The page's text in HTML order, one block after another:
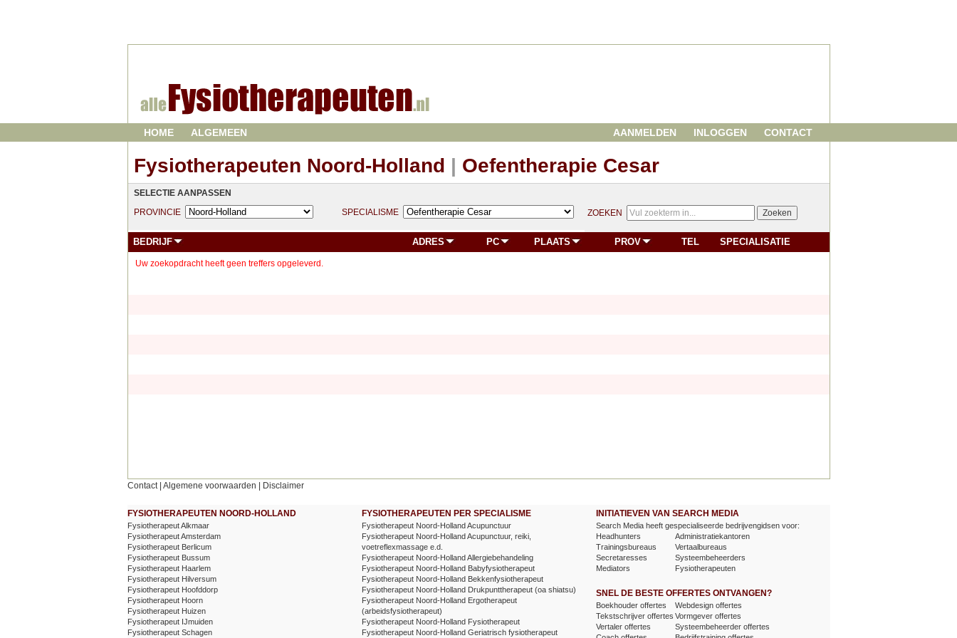
HOME ALGEMEEN AANMELDEN INLOGGEN CONTACT
Fysiotherapeuten Noord-Holland | Oefentherapie Cesar
SELECTIE AANPASSEN
PROVINCIE
SPECIALISME ZOEKEN
BEDRIJF ADRES PC PLAATS PROV TEL SPECIALISATIE
Uw zoekopdracht heeft geen treffers opgeleverd.
Contact| Algemene voorwaarden Disclaimer
FYSIOTHERAPEUTEN NOORD-HOLLAND
Fysiotherapeut Alkmaar
Fysiotherapeut Amsterdam
Fysiotherapeut Berlicum
Fysiotherapeut Bussum
Fysiotherapeut Haarlem
Fysiotherapeut Hilversum
Fysiotherapeut Hoofddorp
Fysiotherapeut Hoorn
Fysiotherapeut Huizen
Fysiotherapeut IJmuiden
Fysiotherapeut Schagen
FYSIOTHERAPEUTEN PER SPECIALISME
Fysiotherapeut Noord-Holland Acupunctuur
Fysiotherapeut Noord-Holland Acupunctuur, reiki,
voetreflexmassage e.d.
Fysiotherapeut Noord-Holland Allergiebehandeling
Fysiotherapeut Noord-Holland Babyfysiotherapeut
Fysiotherapeut Noord-Holland Bekkenfysiotherapeut
Fysiotherapeut Noord-Holland Drukpunttherapeut (oa shiatsu)
Fysiotherapeut Noord-Holland Ergotherapeut
(arbeidsfysiotherapeut)
Fysiotherapeut Noord-Holland Fysiotherapeut
Fysiotherapeut Noord-Holland Geriatrisch fysiotherapeut
INITIATIEVEN VAN SEARCH MEDIA
Search Media heeft gespecialiseerde bedrijvengidsen voor:
Headhunters
Administratiekantoren
Trainingsbureaus
Vertaalbureaus
Secretaresses
Systeembeheerders
Mediators
Fysiotherapeuten
SNEL DE BESTE OFFERTES ONTVANGEN?
Boekhouder offertes
Webdesign offertes
Tekstschrijver offertes Vormgever offertes
Vertaler offertes
Systeembeheerder offertes